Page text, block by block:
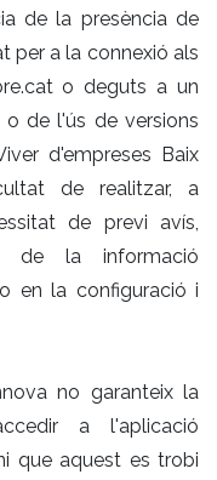
de la presència de
per a la connexió als
o deguts a un
de l'ús de versions
d'empreses Baix
de realitzar, a
de previ avís,
de la informació
en la configuració i
no garanteix la
a l'aplicació
que aquest es trobi